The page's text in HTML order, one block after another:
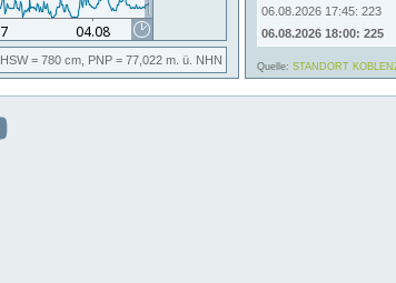
HSW= 780 cm, PNP = 77,022 m. ü. NHN
06.08.2026 17:45: 223
06.08.2026 18:00: 225
Quelle: STANDORT